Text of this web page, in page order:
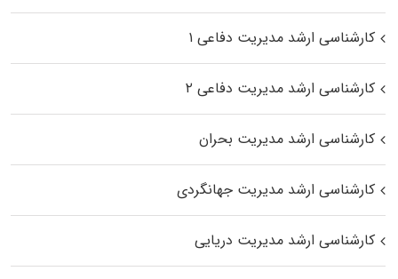
کارشناسی ارشد مدیریت دفاعی ۱
کارشناسی ارشد مدیریت دفاعی ۲
کارشناسی ارشد مدیریت بحران
کارشناسی ارشد مدیریت جهانگردی
کارشناسی ارشد مدیریت دریایی